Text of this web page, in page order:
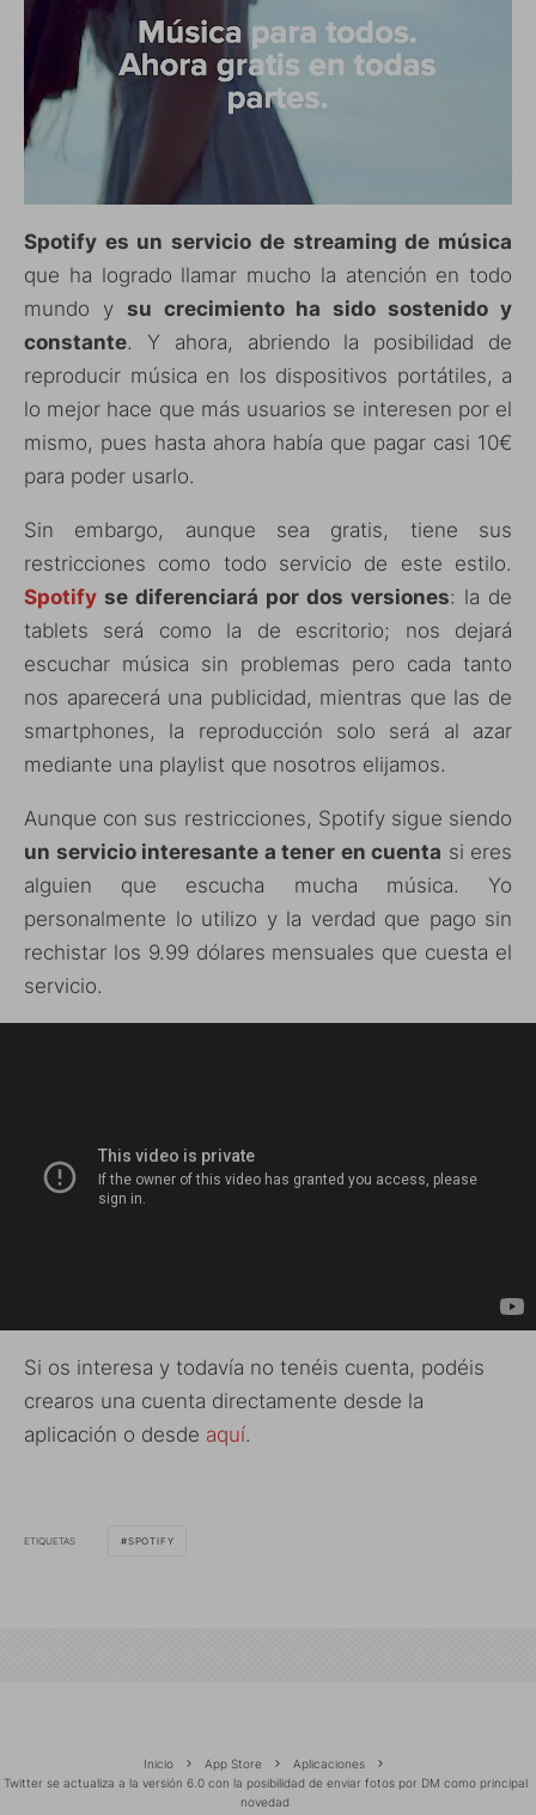
Spotify es un servicio de streaming de música
que ha logrado llamar mucho la atención en todo
mundo y su crecimiento ha sido sostenido y
constante. Y ahora, abriendo la posibilidad de
reproducir música en los dispositivos portátiles, a
lo mejor hace que más usuarios se interesen por el
mismo, pues hasta ahora había que pagar casi 10€
para poder usarlo.
Sin embargo, aunque sea gratis, tiene sus
restricciones como todo servicio de este estilo.
Spotify se diferenciará por dos versiones: la de
tablets será como la de escritorio; nos dejará
escuchar música sin problemas pero cada tanto
nos aparecerá una publicidad, mientras que las de
smartphones, la reproducción solo será al azar
mediante una playlist que nosotros elijamos.
Aunque con sus restricciones, Spotify sigue siendo
un servicio interesante a tener en cuenta si eres
alguien que escucha mucha música. Yo
personalmente lo utilizo y la verdad que pago sin
rechistar los 9.99 dólares mensuales que cuesta el
servicio.
Si os interesa y todavía no tenéis cuenta, podéis
crearos una cuenta directamente desde la
aplicación o desde aquí.
ETIQUETAS SPOTIFY
Inicio App Store
Aplicaciones
Twitter se actualiza a la versión 6.0 con la posibilidad de enviar fotos por DM como principal
novedad